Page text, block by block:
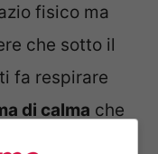
fisico ma
che sotto il
fa respirare
di calma che
tutto il resto.